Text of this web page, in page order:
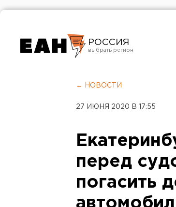
РОССИЯ
Челябинск
← НОВОСТИ
27 ИЮНЯ 2020 В 17:55
перед
погасить